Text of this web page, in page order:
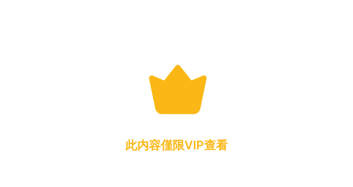
此内容僅限VIP查看